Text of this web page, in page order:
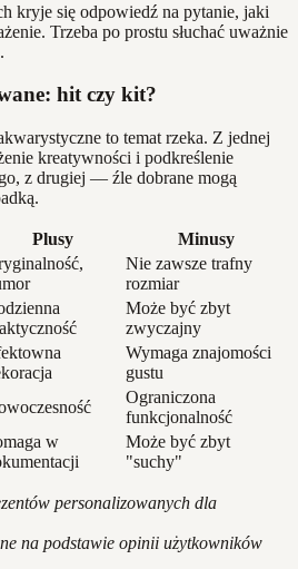
kryje się odpowiedź na pytanie, jaki
Trzeba po prostu słuchać uważnie
hit czy kit?
to temat rzeka. Z jednej
kreatywności i podkreślenie
z drugiej — źle dobrane mogą
Plusy
Minusy
Nie zawsze trafny
rozmiar
Może być zbyt
zwyczajny
Wymaga znajomości
gustu
Ograniczona
funkcjonalność
w
Może być zbyt
"suchy"
personalizowanych dla
na podstawie opinii użytkowników